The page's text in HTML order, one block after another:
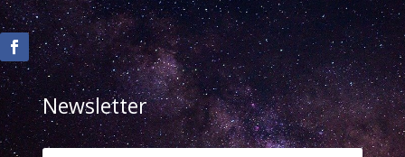
Newsletter